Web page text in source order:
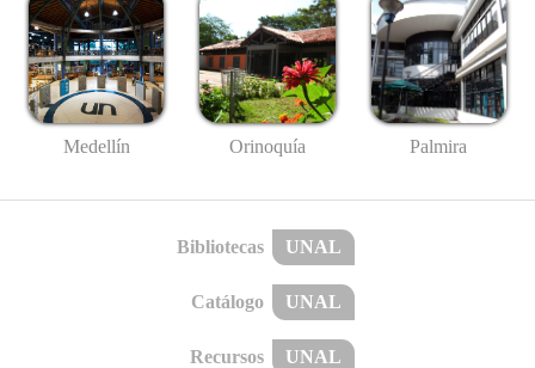
Medellín Orinoquía Palmira
Bibliotecas UNAL
Catálogo UNAL
Recursos UNAL